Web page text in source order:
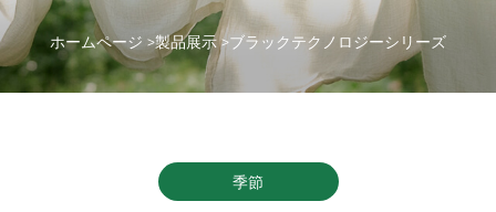
ホームページ >製品展示 >ブラックテクノロジーシリーズ
季節